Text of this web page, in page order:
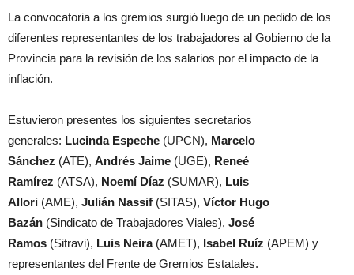
La convocatoria a los gremios surgió luego de un pedido de los
diferentes representantes de los trabajadores al Gobierno de la
Provincia para la revisión de los salarios por el impacto de la
inflación.
Estuvieron presentes los siguientes secretarios
generales: Lucinda Espeche (UPCN), Marcelo
Sánchez (ATE), Andrés Jaime (UGE), Reneé
Ramírez (ATSA), Noemí Díaz (SUMAR), Luis
Allori (AME), Julián Nassif (SITAS), Víctor Hugo
Bazán (Sindicato de Trabajadores Viales), José
Ramos (Sitravi), Luis Neira(AMET), Isabel Ruíz (APEM) y
representantes del Frente de Gremios Estatales.